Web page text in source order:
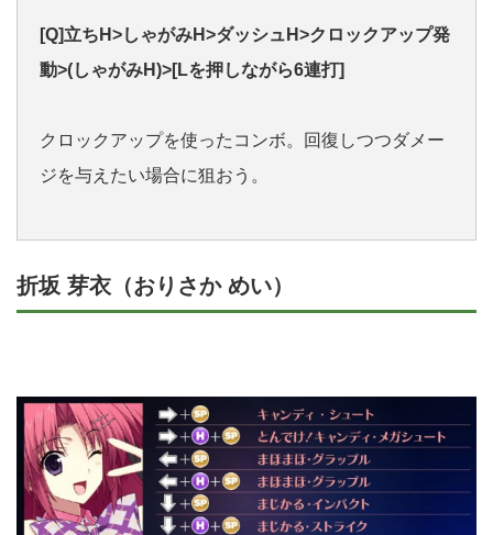
[Q]立ちH>しゃがみH>ダッシュH>クロックアップ発
動>(しゃがみH)>[Lを押しながら6連打]
クロックアップを使ったコンボ。回復しつつダメー
ジを与えたい場合に狙おう。
折坂 芽衣（おりさか めい）